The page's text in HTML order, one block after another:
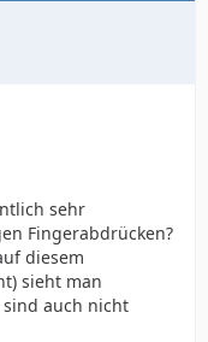
sehr
Fingerabdrücken?
diesem
sieht man
auch nicht